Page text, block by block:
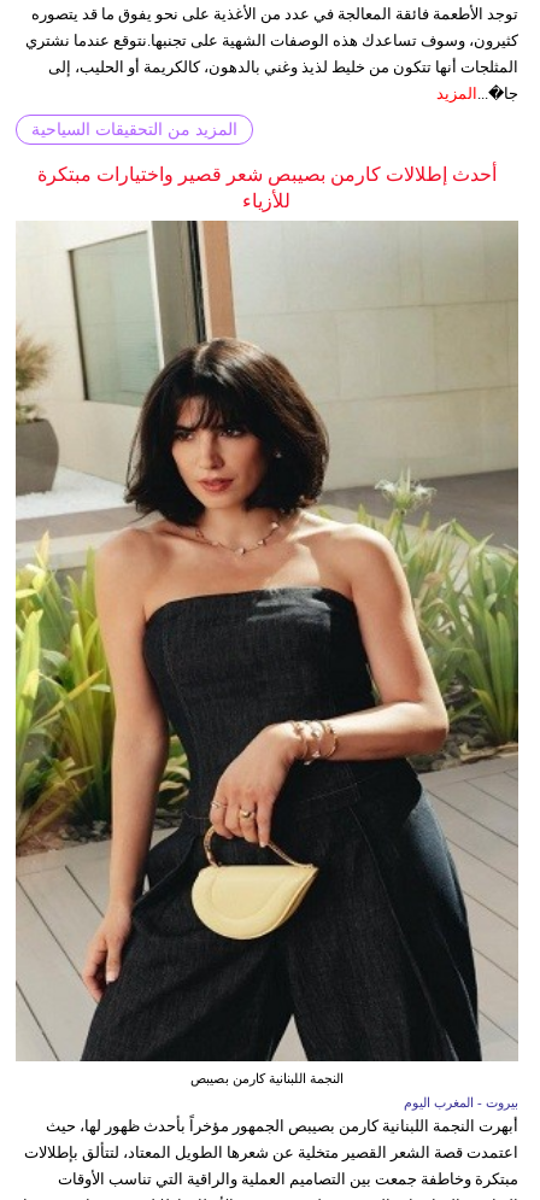
توجد الأطعمة فائقة المعالجة في عدد من الأغذية على نحو يفوق ما قد يتصوره
كثيرون، وسوف تساعدك هذه الوصفات الشهية على تجنبها.نتوقع عندما نشتري
المثلجات أنها تتكون من خليط لذيذ وغني بالدهون، كالكريمة أو الحليب، إلى
جا�... المزيد
المزيد من التحقيقات السياحية
أحدث إطلالات كارمن بصيبص شعر قصير واختيارات مبتكرة
للأزياء
النجمة اللبنانية كارمن بصيبص
بيروت - المغرب اليوم
أبهرت النجمة اللبنانية كارمن بصيبص الجمهور مؤخراً بأحدث ظهور لها، حيث
اعتمدت قصة الشعر القصير متخلية عن شعرها الطويل المعتاد، لتتألق بإطلالات
مبتكرة وخاطفة جمعت بين التصاميم العملية والراقية التي تناسب الأوقات